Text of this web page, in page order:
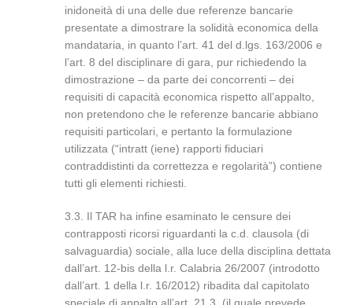
inidoneità di una delle due referenze bancarie
presentate a dimostrare la solidità economica della
mandataria, in quanto l’art. 41 del d.lgs. 163/2006 e
l’art. 8 del disciplinare di gara, pur richiedendo la
dimostrazione – da parte dei concorrenti – dei
requisiti di capacità economica rispetto all’appalto,
non pretendono che le referenze bancarie abbiano
requisiti particolari, e pertanto la formulazione
utilizzata (“intratt (iene) rapporti fiduciari
contraddistinti da correttezza e regolarità”) contiene
tutti gli elementi richiesti.
3.3. Il TAR ha infine esaminato le censure dei
contrapposti ricorsi riguardanti la c.d. clausola (di
salvaguardia) sociale, alla luce della disciplina dettata
dall’art. 12-bis della l.r. Calabria 26/2007 (introdotto
dall’art. 1 della l.r. 16/2012) ribadita dal capitolato